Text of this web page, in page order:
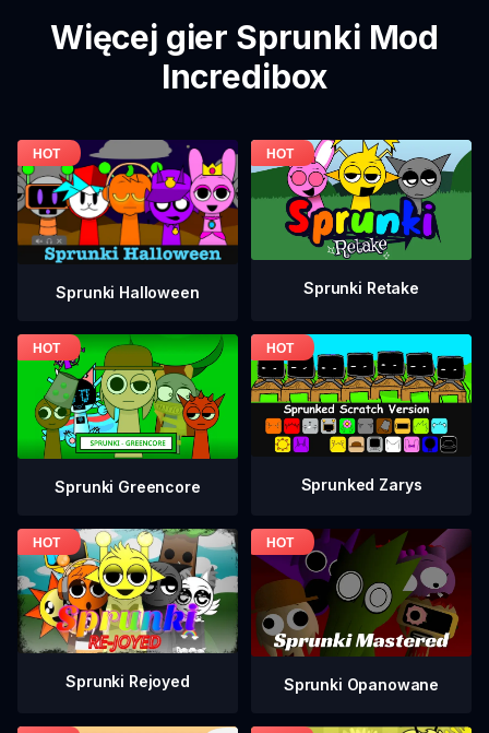
Więcej gier Sprunki Mod
Incredibox
Sprunki Halloween Sprunki Retake
Sprunki Greencore Sprunked Zarys
Sprunki Rejoyed Sprunki Opanowane